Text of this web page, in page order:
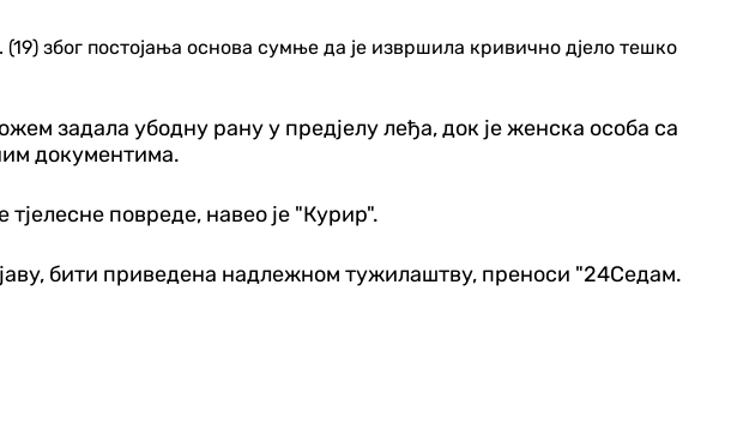
због постојања основа сумње да је извршила кривично д‌јело тешко
задала убодну рану у пред‌јелу леђа, док је женска особа са
документима.
тјелесне повреде, навео је "Курир".
бити приведена надлежном тужилаштву, преноси "24Седам.